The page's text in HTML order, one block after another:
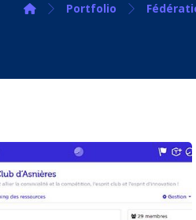
Portfolio